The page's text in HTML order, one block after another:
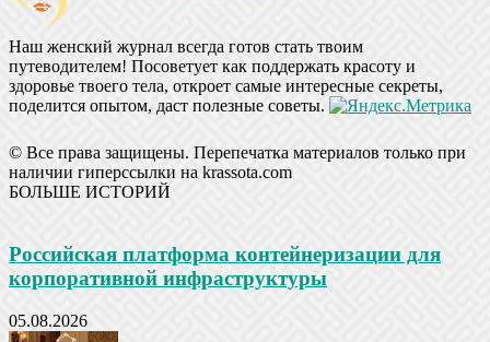
Наш женский журнал всегда готов стать твоим
путеводителем! Посоветует как поддержать красоту и
здоровье твоего тела, откроет самые интересные секреты,
поделится опытом, даст полезные советы.
© Все права защищены. Перепечатка материалов только при
наличии гиперссылки на krassota.com
БОЛЬШЕ ИСТОРИЙ
Российская платформа контейнеризации для
корпоративной инфраструктуры
05.08.2026